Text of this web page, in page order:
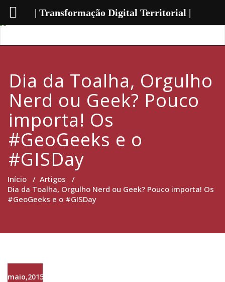
Dia da Toalha, Orgulho
Nerd ou Geek? Pouco
importa! Os
#GeoGeeks e o
#GISDay
Início / Artigos /
Dia da Toalha, Orgulho Nerd ou Geek? Pouco importa! Os
#GeoGeeks e o #GISDay
maio,2015
| Transformação Digital Territorial |